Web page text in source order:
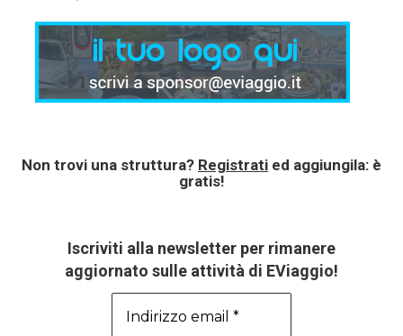
Non trovi una struttura? Registrati ed aggiungila: è
gratis!
Iscriviti alla newsletter per rimanere
aggiornato sulle attività di EViaggio!